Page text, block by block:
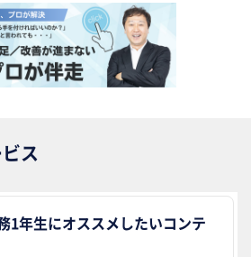
ス
1年生にオススメしたいコンテ